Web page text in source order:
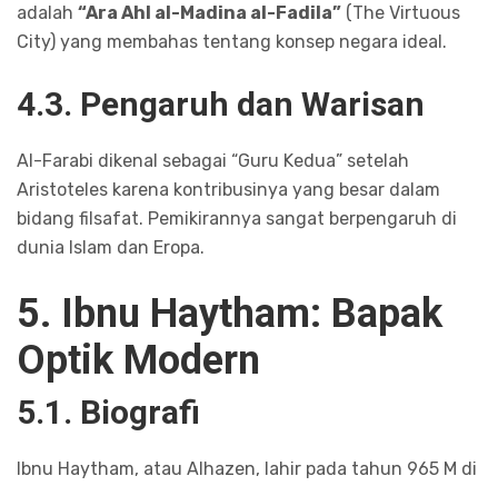
adalah “Ara Ahl al-Madina al-Fadila” (The Virtuous
City) yang membahas tentang konsep negara ideal.
4.3. Pengaruh dan Warisan
Al-Farabi dikenal sebagai “Guru Kedua” setelah
Aristoteles karena kontribusinya yang besar dalam
bidang filsafat. Pemikirannya sangat berpengaruh di
dunia Islam dan Eropa.
5. Ibnu Haytham: Bapak
Optik Modern
5.1. Biografi
Ibnu Haytham, atau Alhazen, lahir pada tahun 965 M di